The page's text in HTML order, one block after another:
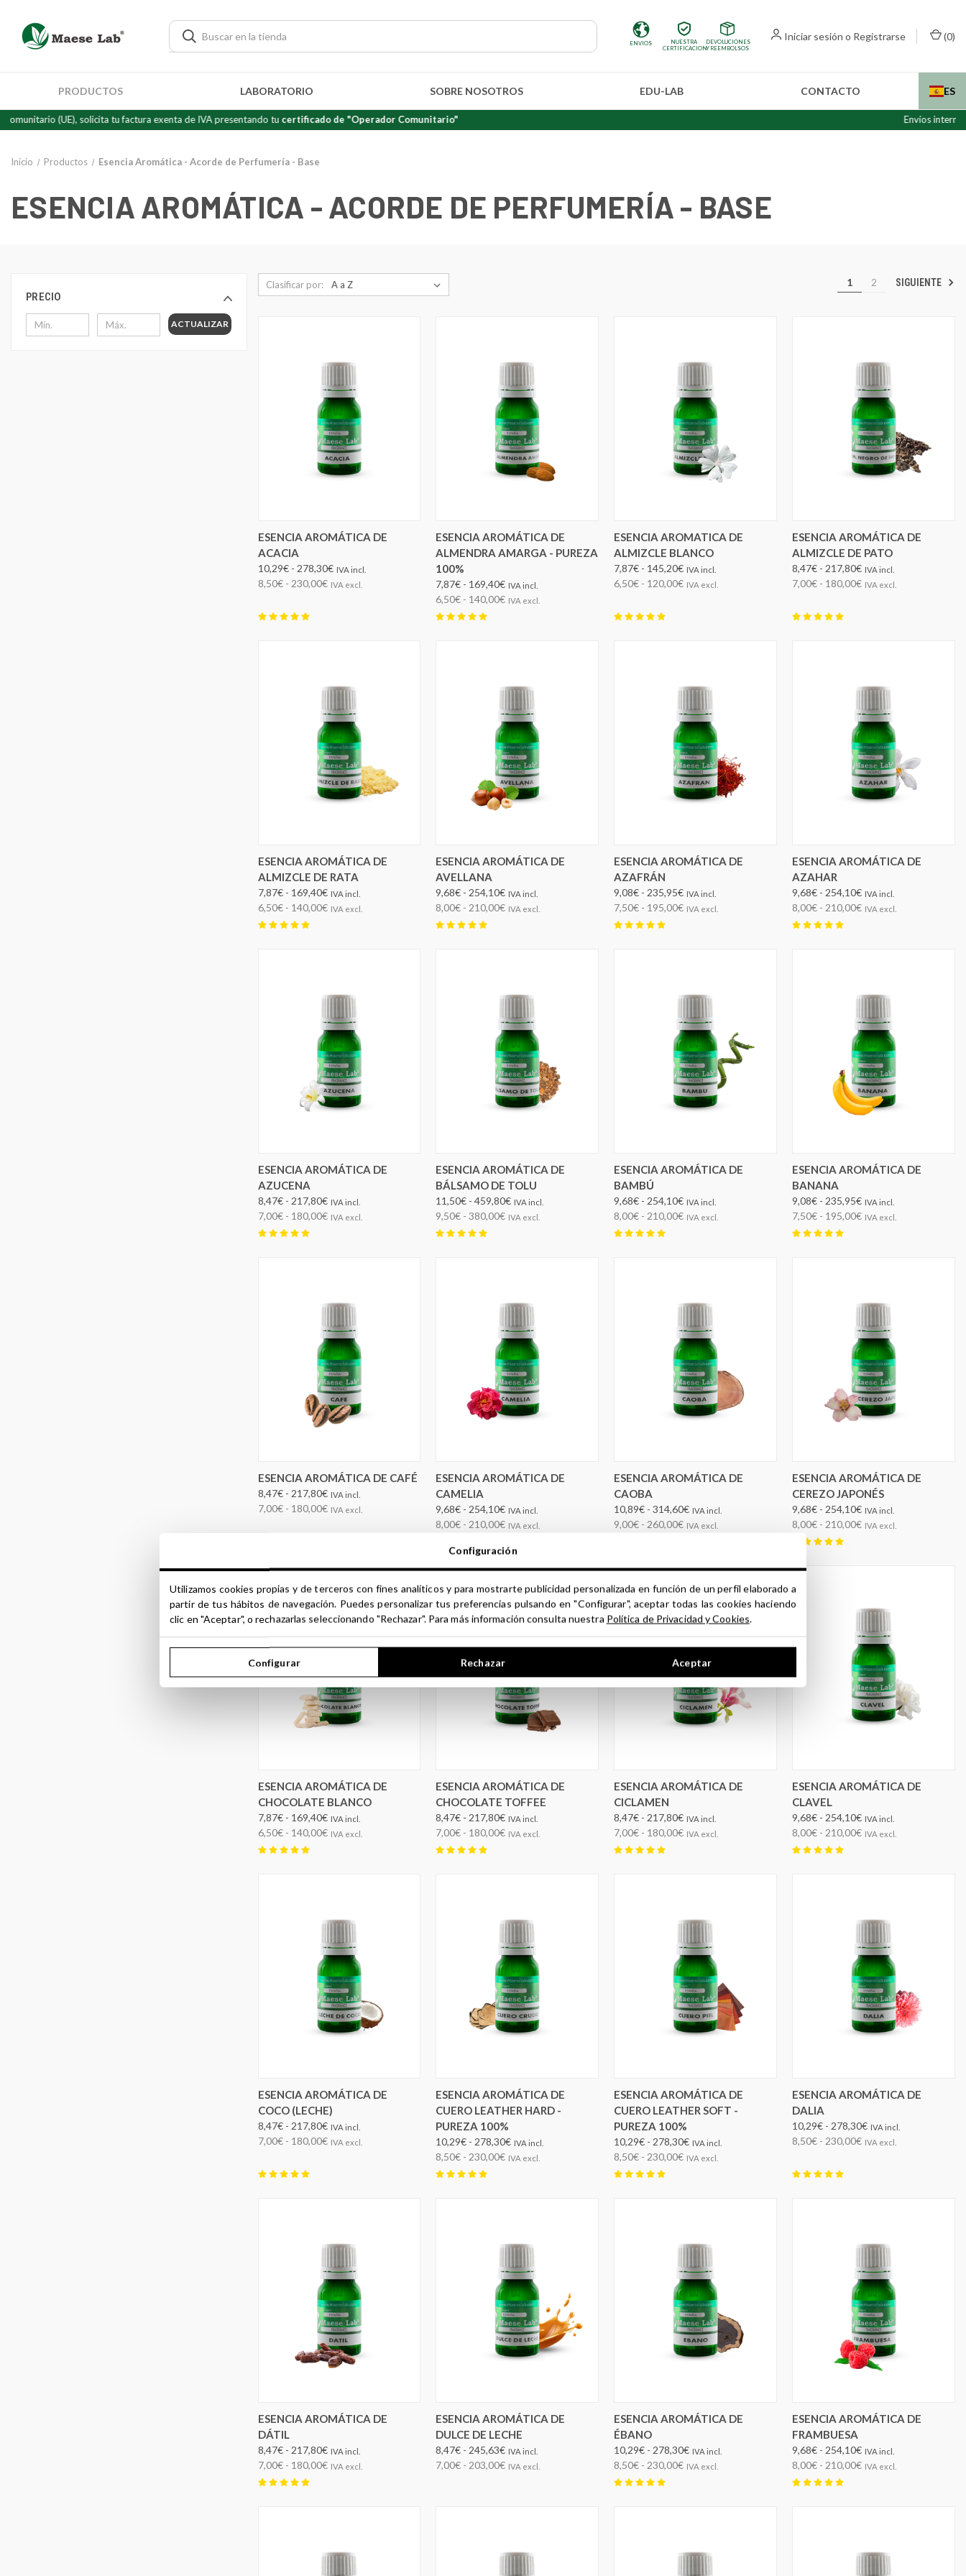
ENVIOS
NUESTRA
CERTIFICACION
DEVOLUCIONES
Y REEMBOLSOS
Iniciar sesión o Registrarse (0)
PRODUCTOS LABORATORIO SOBRE NOSOTROS EDU-LAB CONTACTO ES
solicita tu factura exenta de IVA presentando tucertificado de "Operador Comunitario" Envíos internacionales
Inicio Productos Esencia Aromática - Acorde de Perfumería - Base
ESENCIA AROMÁTICA - ACORDE DE PERFUMERÍA - BASE
PRECIO
ACTUALIZAR
Clasificar por: 1 2 SIGUIENTE
ELEGIR OPCIONES
ESENCIA AROMÁTICA DE
ACACIA
10,29€ - 278,30€ IVA incl.
8,50€ - 230,00€ IVA excl.
ELEGIR OPCIONES
ESENCIA AROMÁTICA DE
ALMENDRA AMARGA - PUREZA
100%
7,87€ - 169,40€ IVA incl.
6,50€ - 140,00€ IVA excl.
ELEGIR OPCIONES
ESENCIA AROMATICA DE
ALMIZCLE BLANCO
7,87€ - 145,20€ IVA incl.
6,50€ - 120,00€ IVA excl.
ELEGIR OPCIONES
ESENCIA AROMÁTICA DE
ALMIZCLE DE PATO
8,47€ - 217,80€ IVA incl.
7,00€ - 180,00€ IVA excl.
ESENCIA AROMÁTICA DE
ALMIZCLE DE RATA
7,87€ - 169,40€ IVA incl.
6,50€ - 140,00€ IVA excl.
ESENCIA AROMÁTICA DE
AVELLANA
9,68€ - 254,10€ IVA incl.
8,00€ - 210,00€ IVA excl.
ELEGIR OPCIONES
ESENCIA AROMÁTICA DE
AZAFRÁN
9,08€ - 235,95€ IVA incl.
7,50€ - 195,00€ IVA excl.
ELEGIR OPCIONES
ESENCIA AROMÁTICA DE
AZAHAR
9,68€ - 254,10€ IVA incl.
8,00€ - 210,00€ IVA excl.
ELEGIR OPCIONES
ESENCIA AROMÁTICA DE
AZUCENA
8,47€ - 217,80€ IVA incl.
7,00€ - 180,00€ IVA excl.
ESENCIA AROMÁTICA DE
BÁLSAMO DE TOLU
11,50€ - 459,80€ IVA incl.
9,50€ - 380,00€ IVA excl.
ELEGIR OPCIONES
ESENCIA AROMÁTICA DE
BAMBÚ
9,68€ - 254,10€ IVA incl.
8,00€ - 210,00€ IVA excl.
ELEGIR OPCIONES
ESENCIA AROMÁTICA DE
BANANA
9,08€ - 235,95€ IVA incl.
7,50€ - 195,00€ IVA excl.
ELEGIR OPCIONES
ESENCIA AROMÁTICA DE CAFÉ
8,47€ - 217,80€ IVA incl.
7,00€ - 180,00€ IVA excl.
ELEGIR OPCIONES
ESENCIA AROMÁTICA DE
CAMELIA
9,68€ - 254,10€ IVA incl.
8,00€ - 210,00€ IVA excl.
ELEGIR OPCIONES
ESENCIA AROMÁTICA DE
CAOBA
10,89€ - 314,60€ IVA incl.
9,00€ - 260,00€ IVA excl.
ELEGIR OPCIONES
ESENCIA AROMÁTICA DE
CEREZO JAPONÉS
9,68€ - 254,10€ IVA incl.
8,00€ - 210,00€ IVA excl.
ELEGIR OPCIONES
ESENCIA AROMÁTICA DE
CHOCOLATE BLANCO
7,87€ - 169,40€ IVA incl.
6,50€ - 140,00€ IVA excl.
ELEGIR OPCIONES
ESENCIA AROMÁTICA DE
CHOCOLATE TOFFEE
8,47€ - 217,80€ IVA incl.
7,00€ - 180,00€ IVA excl.
ELEGIR OPCIONES
ESENCIA AROMÁTICA DE
CICLAMEN
8,47€ - 217,80€ IVA incl.
7,00€ - 180,00€ IVA excl.
ELEGIR OPCIONES
ESENCIA AROMÁTICA DE
CLAVEL
9,68€ - 254,10€ IVA incl.
8,00€ - 210,00€ IVA excl.
ELEGIR OPCIONES
ESENCIA AROMÁTICA DE
COCO (LECHE)
8,47€ - 217,80€ IVA incl.
7,00€ - 180,00€ IVA excl.
ELEGIR OPCIONES
ESENCIA AROMÁTICA DE
CUERO LEATHER HARD -
PUREZA 100%
10,29€ - 278,30€ IVA incl.
8,50€ - 230,00€ IVA excl.
ELEGIR OPCIONES
ESENCIA AROMÁTICA DE
CUERO LEATHER SOFT -
PUREZA 100%
10,29€ - 278,30€ IVA incl.
8,50€ - 230,00€ IVA excl.
ELEGIR OPCIONES
ESENCIA AROMÁTICA DE
DALIA
10,29€ - 278,30€ IVA incl.
8,50€ - 230,00€ IVA excl.
ELEGIR OPCIONES
ESENCIA AROMÁTICA DE
DÁTIL
8,47€ - 217,80€ IVA incl.
7,00€ - 180,00€ IVA excl.
ELEGIR OPCIONES
ESENCIA AROMÁTICA DE
DULCE DE LECHE
8,47€ - 245,63€ IVA incl.
7,00€ - 203,00€ IVA excl.
ELEGIR OPCIONES
ESENCIA AROMÁTICA DE
ÉBANO
10,29€ - 278,30€ IVA incl.
8,50€ - 230,00€ IVA excl.
ELEGIR OPCIONES
ESENCIA AROMÁTICA DE
FRAMBUESA
9,68€ - 254,10€ IVA incl.
8,00€ - 210,00€ IVA excl.
Configuración
Utilizamos cookies propias y de terceros con fines analíticos y para mostrarte publicidad personalizada en función de un perfil elaborado a
partir de tus hábitos de navegación. Puedes personalizar tus preferencias pulsando en "Configurar", aceptar todas las cookies haciendo
clic en "Aceptar", o rechazarlas seleccionando "Rechazar". Para más información consulta nuestra Política de Privacidad y Cookies.
Configurar Rechazar Aceptar